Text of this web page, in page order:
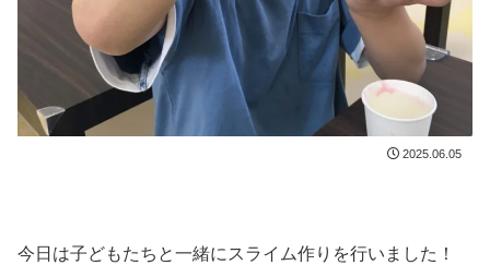
2025.06.05
今日は子どもたちと一緒にスライム作りを行いました！